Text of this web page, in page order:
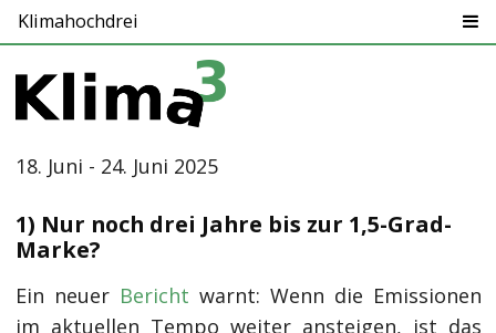
Klimahochdrei
18. Juni - 24. Juni 2025
1) Nur noch drei Jahre bis zur 1,5-Grad-
Marke?
Ein neuer Bericht warnt: Wenn die Emissionen
im aktuellen Tempo weiter ansteigen, ist das